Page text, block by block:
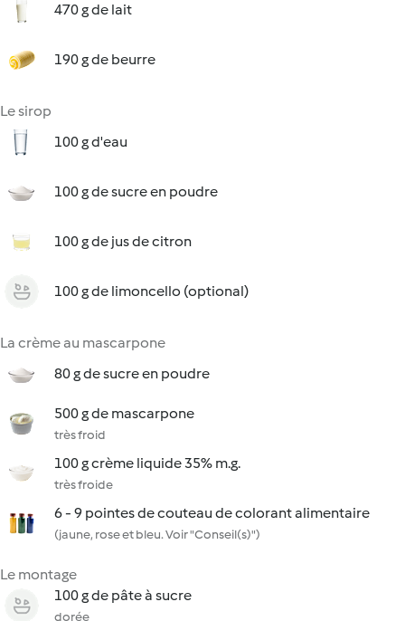
470 g de lait
190 g de beurre
Le sirop
100 g d'eau
100 g de sucre en poudre
100 g de jus de citron
100 g de limoncello (optional)
La crème au mascarpone
80 g de sucre en poudre
500 g de mascarpone
très froid
100 g crème liquide 35% m.g.
très froide
6 - 9 pointes de couteau de colorant alimentaire
(jaune, rose et bleu. Voir "Conseil(s)")
Le montage
100 g de pâte à sucre
dorée